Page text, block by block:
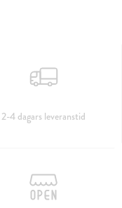
2-4 dagars leveranstid